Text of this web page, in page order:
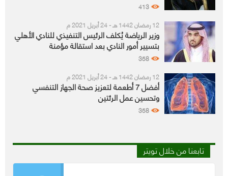
413
12 رمضان 1442 هـ - 24 أبريل 2021 م
وزير الرياضة يُكلف الرئيس التنفيذي للنادي الأهلي
بتسيير أمور النادي بعد استقالة مؤمنة
358
12 رمضان 1442 هـ - 24 أبريل 2021 م
أفضل 7 أطعمة لتعزيز صحة الجهاز التنفسي
وتحسين عمل الرئتين
358
تابعنا من خلال تويتر